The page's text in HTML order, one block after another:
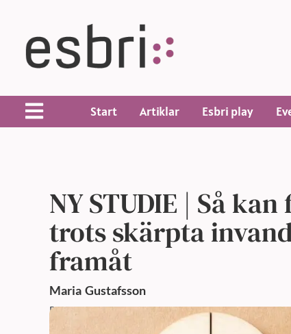
Start Artiklar Esbri play
NY STUDIE | Så
trots skärpta
framåt
Maria Gustafsson
Publicerad: 13 okt 2025, 11:08 f m Uppdaterad: 13 okt